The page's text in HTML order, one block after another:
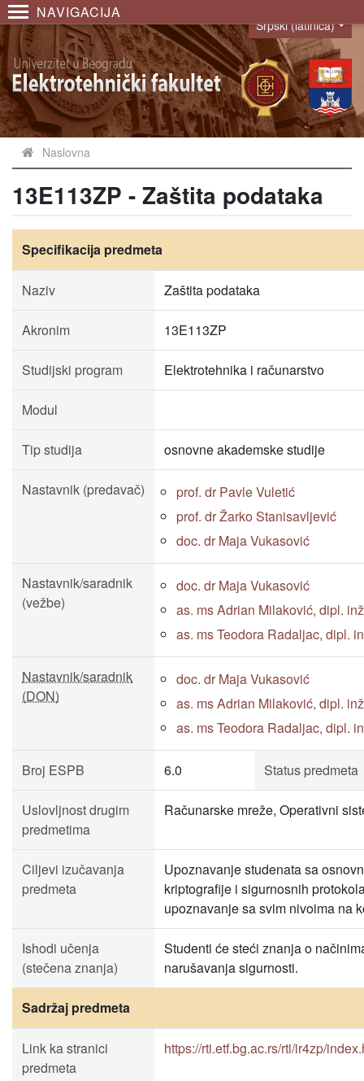
NAVIGACIJA
Language
Srpski (latinica)
Naslovna
13E113ZP - Zaštita podataka
Specifikacija predmeta
Naziv Zaštita podataka
Akronim 13E113ZP
Studijski program Elektrotehnika i računarstvo
Modul
Tip studija osnovne akademske studije
Nastavnik (predavač)
prof. dr Pavle Vuletić
prof. dr Žarko Stanisavljević
doc. dr Maja Vukasović
Nastavnik/saradnik
(vežbe)
doc. dr Maja Vukasović
as. ms Adrian Milaković, dipl.
as. ms Teodora Radaljac, dipl.
Nastavnik/saradnik
(DON)
doc. dr Maja Vukasović
as. ms Adrian Milaković, dipl.
as. ms Teodora Radaljac, dipl.
Broj ESPB 6.0 Status predmeta
Uslovljnost drugim
predmetima
Računarske mreže, Operativni
Ciljevi izučavanja
predmeta
Upoznavanje studenata sa
kriptografije i sigurnosnih
upoznavanje sa svim nivoima na
Ishodi učenja
(stečena znanja)
Studenti će steći znanja o
narušavanja sigurnosti.
Sadržaj predmeta
Link ka stranici
predmeta
https://rti.etf.bg.ac.rs/rti/ir4zp/